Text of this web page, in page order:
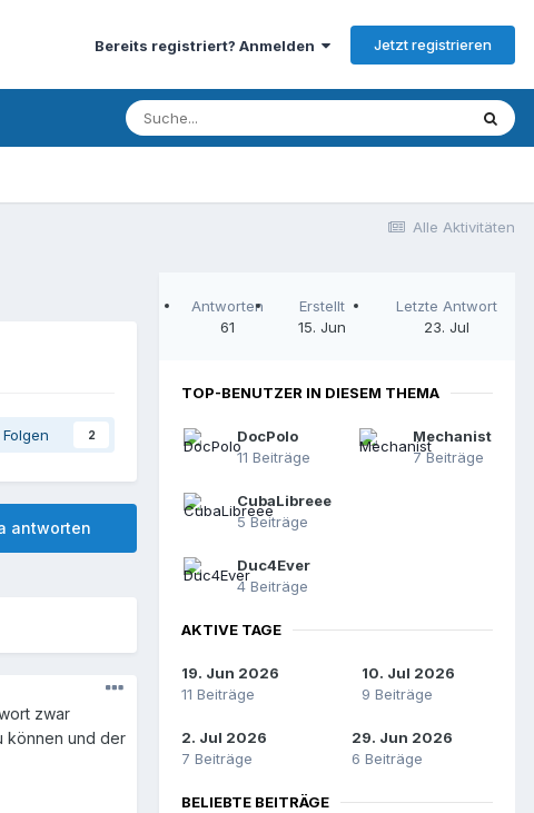
Bereits registriert? Anmelden Jetzt registrieren
Alle Aktivitäten
Folgen 2
antworten
zwar
können und der
Antworten
61
Erstellt
15. Jun
Letzte Antwort
23. Jul
TOP-BENUTZER IN DIESEM THEMA
DocPolo
11 Beiträge
Mechanist
7 Beiträge
CubaLibreee
5 Beiträge
Duc4Ever
4 Beiträge
AKTIVE TAGE
19. Jun 2026
11 Beiträge
10. Jul 2026
9 Beiträge
2. Jul 2026
7 Beiträge
29. Jun 2026
6 Beiträge
BELIEBTE BEITRÄGE